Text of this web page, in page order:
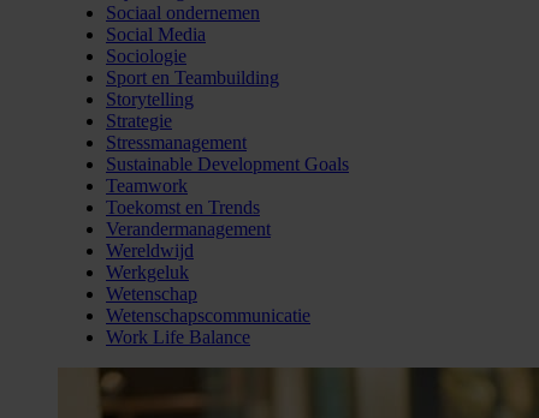
Sociaal ondernemen
Social Media
Sociologie
Sport en Teambuilding
Storytelling
Strategie
Stressmanagement
Sustainable Development Goals
Teamwork
Toekomst en Trends
Verandermanagement
Wereldwijd
Werkgeluk
Wetenschap
Wetenschapscommunicatie
Work Life Balance